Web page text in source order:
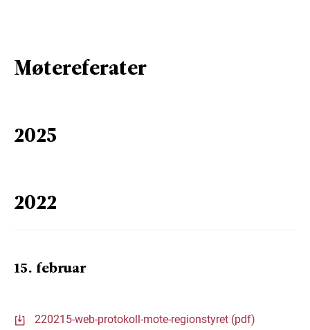
Møtereferater
2025
2022
15. februar
220215-web-protokoll-mote-regionstyret (pdf)